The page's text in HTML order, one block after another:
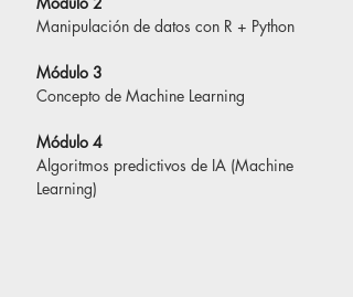
Manipulación de datos con R + Python
Módulo 3
Concepto de Machine Learning
Módulo 4
Algoritmos predictivos de IA (Machine
Learning)